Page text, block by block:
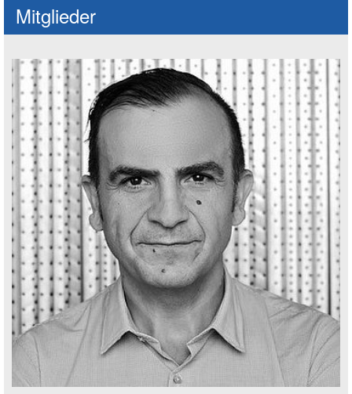
Mitglieder